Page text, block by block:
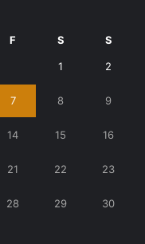
F S S
1 2
7 8 9
14 15 16
21 22 23
28 29 30